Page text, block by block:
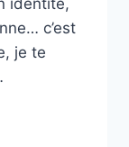
c’est
je te